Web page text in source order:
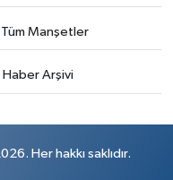
Tüm Manşetler
Haber Arşivi
Her hakkı saklıdır.